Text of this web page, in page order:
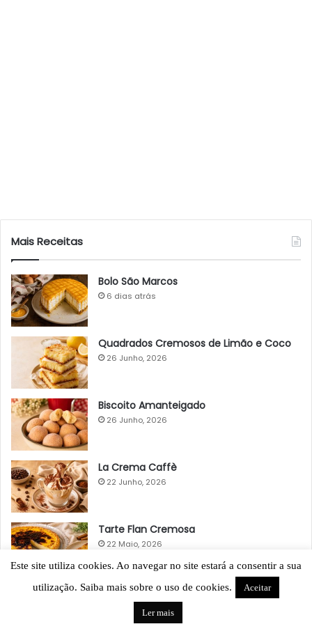
Mais Receitas
Bolo São Marcos
6 dias atrás
Quadrados Cremosos de Limão e Coco
26 Junho, 2026
Biscoito Amanteigado
26 Junho, 2026
La Crema Caffè
22 Junho, 2026
Tarte Flan Cremosa
22 Maio, 2026
Este site utiliza cookies. Ao navegar no site estará a consentir a sua
utilização. Saiba mais sobre o uso de cookies.
Aceitar
Ler mais